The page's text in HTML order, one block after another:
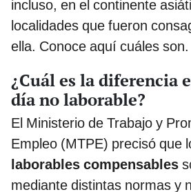
incluso, en el continente
localidades que fueron
ella. Conoce aquí cuáles son.
¿Cuál es la diferencia
día no laborable?
El Ministerio de Trabajo y
Empleo (MTPE) precisó que
laborables compensables
mediante distintas normas y